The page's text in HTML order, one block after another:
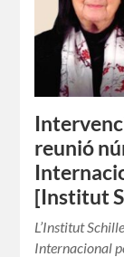
reunió
[Institut
L’Institut
Internacional